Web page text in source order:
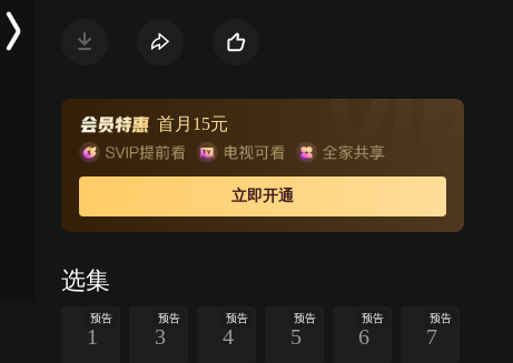
坚持信念，共同将传承传统国粹与时尚前沿创新相结合，
首月15元
立即开通
选集
预告
1
预告
3
预告
4
预告
5
预告
6
预告
7